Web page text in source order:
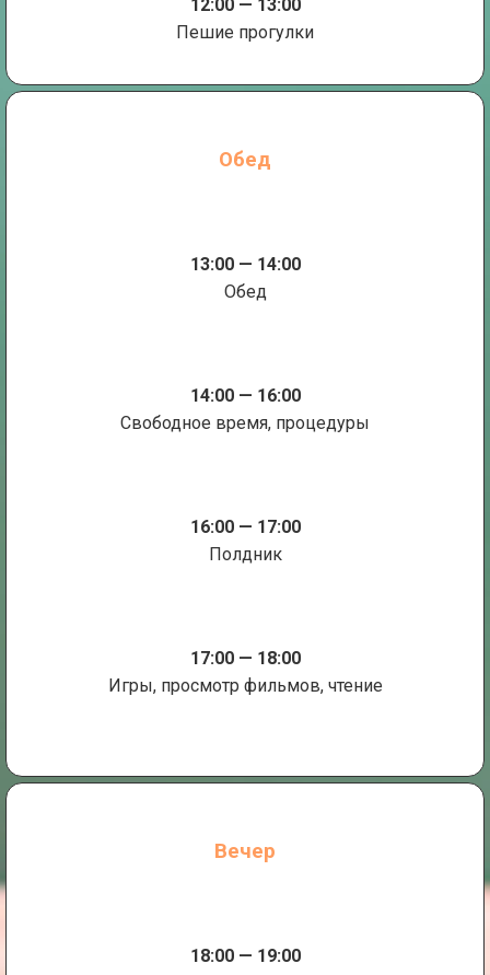
12:00 — 13:00
Пешие прогулки
Обед
13:00 — 14:00
Обед
14:00 — 16:00
Свободное время, процедуры
16:00 — 17:00
Полдник
17:00 — 18:00
Игры, просмотр фильмов, чтение
Вечер
18:00 — 19:00